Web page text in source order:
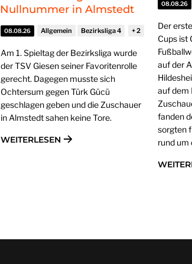
Nullnummer in Almstedt
08.08.26 Allgemein Bezirksliga 4
Am 1. Spieltag der Bezirksliga wurde
der TSV Giesen seiner Favoritenrolle
gerecht. Dagegen musste sich
Ochtersum gegen Türk Gücü
geschlagen geben und die Zuschauer
in Almstedt sahen keine Tore.
WEITERLESEN
08.08.26
Der
Cups ist
auf der
auf dem
fanden
sorgten
rund um